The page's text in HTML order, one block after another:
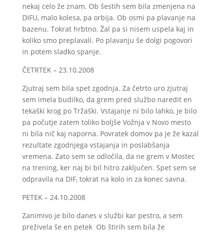
nekaj celo že znam. Ob šestih sem bila zmenjena na
DIFU, malo kolesa, pa orbija. Ob osmi pa plavanje na
bazenu. Tokrat hrbtno. Žal pa si nisem uspela kaj in
koliko smo preplavali. Po plavanju še dolgi pogovori
in potem sladko spanje.
ČETRTEK – 23.10.2008
Zjutraj sem bila spet zgodnja. Za četrto uro zjutraj
sem imela budilko, da grem pred službo naredit en
tekaški krog po Tržaški. Vstajanje ni bilo lahko, je bilo
pa počutje zatem toliko boljše Vožnja v Novo mesto
ni bila nič kaj naporna. Povratek domov pa je že kazal
rezultate zgodnjega vstajanja in poslabšanja
vremena. Zato sem se odločila, da ne grem v Mostec
na trening, ker naj bi bil hitro zaključen. Spet sem se
odpravila na DIF, tokrat na kolo in za konec savna.
PETEK – 24.10.2008
Zanimivo je bilo danes v službi kar pestro, a sem
preživela še en petek Ob štirih sem bila že